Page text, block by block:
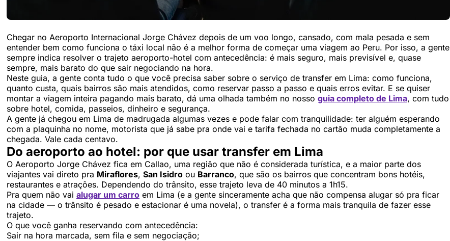
Chegar no Aeroporto Internacional Jorge Chávez depois de um voo longo, cansado, com mala pesada e sem
entender bem como funciona o táxi local não é a melhor forma de começar uma viagem ao Peru. Por isso, a gente
sempre indica resolver o trajeto aeroporto-hotel com antecedência: é mais seguro, mais previsível e, quase
sempre, mais barato do que sair negociando na hora.
Neste guia, a gente conta tudo o que você precisa saber sobre o serviço de transfer em Lima: como funciona,
quanto custa, quais bairros são mais atendidos, como reservar passo a passo e quais erros evitar. E se quiser
montar a viagem inteira pagando mais barato, dá uma olhada também no nosso guia completo de Lima, com tudo
sobre hotel, comida, passeios, dinheiro e segurança.
A gente já chegou em Lima de madrugada algumas vezes e pode falar com tranquilidade: ter alguém esperando
com a plaquinha no nome, motorista que já sabe pra onde vai e tarifa fechada no cartão muda completamente a
chegada. Vale cada centavo.
Do aeroporto ao hotel: por que usar transfer em Lima
O Aeroporto Jorge Chávez fica em Callao, uma região que não é considerada turística, e a maior parte dos
viajantes vai direto pra Miraflores, San Isidro ou Barranco, que são os bairros que concentram bons hotéis,
restaurantes e atrações. Dependendo do trânsito, esse trajeto leva de 40 minutos a 1h15.
Pra quem não vai alugar um carro em Lima (e a gente sinceramente acha que não compensa alugar só pra ficar
na cidade — o trânsito é pesado e estacionar é uma novela), o transfer é a forma mais tranquila de fazer esse
trajeto.
O que você ganha reservando com antecedência:
Sair na hora marcada, sem fila e sem negociação;